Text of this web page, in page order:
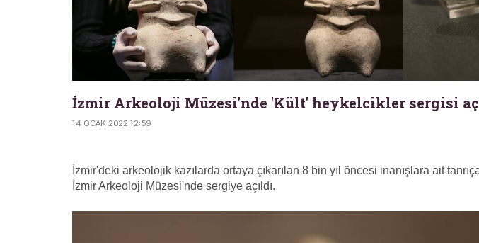
İzmir Arkeoloji Müzesi'nde 'Kült' heykelcikler sergisi
14 OCAK 2022 12:59
İzmir'deki arkeolojik kazılarda ortaya çıkarılan 8 bin yıl öncesi inanışlara ait
İzmir Arkeoloji Müzesi'nde sergiye açıldı.